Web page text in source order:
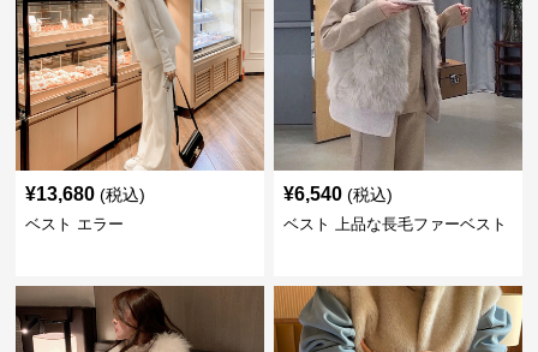
¥13,680 (税込)
ベスト エラー
¥6,540 (税込)
ベスト 上品な長毛ファーベスト